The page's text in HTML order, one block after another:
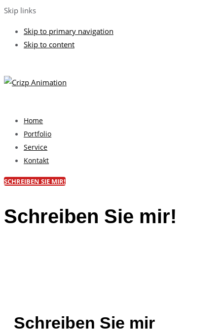
Skip links
Skip to primary navigation
Skip to content
Home
Portfolio
Service
Kontakt
SCHREIBEN SIE MIR!
Schreiben Sie mir!
Schreiben Sie mir